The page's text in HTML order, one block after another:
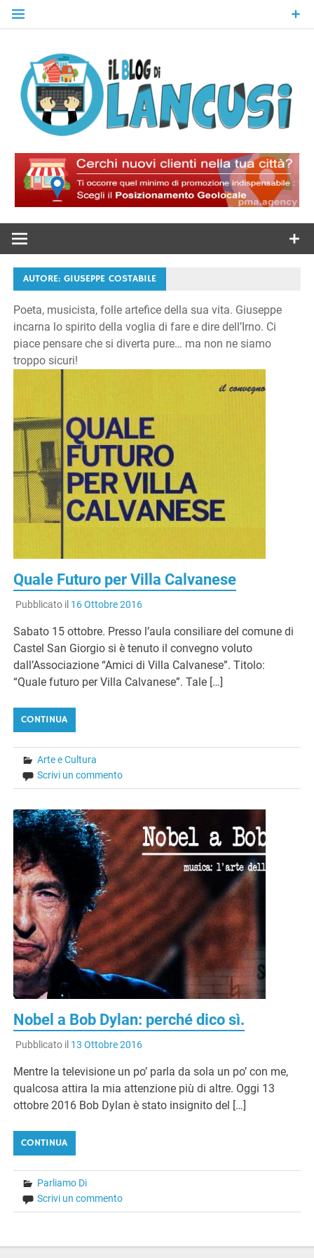
Skip
Il Blog Di
Lancusi
AUTORE:GIUSEPPE COSTABILE
Poeta, musicista, folle artefice della sua vita. Giuseppe
incarna lo spirito della voglia di fare e dire dell’Irno. Ci
piace pensare che si diverta pure… ma non ne siamo
troppo sicuri!
Quale Futuro per Villa Calvanese
Pubblicato il 16 Ottobre 2016
Sabato 15 ottobre. Presso l’aula consiliare del comune di
Castel San Giorgio si è tenuto il convegno voluto
dall’Associazione “Amici di Villa Calvanese”. Titolo:
“Quale futuro per Villa Calvanese”. Tale […]
CONTINUA
Arte e Cultura
Scrivi un commento
Nobel a Bob Dylan: perché dico sì.
Pubblicato il 13 Ottobre 2016
Mentre la televisione un po’ parla da sola un po’ con me,
qualcosa attira la mia attenzione più di altre. Oggi 13
ottobre 2016 Bob Dylan è stato insignito del […]
CONTINUA
Parliamo Di
Scrivi un commento